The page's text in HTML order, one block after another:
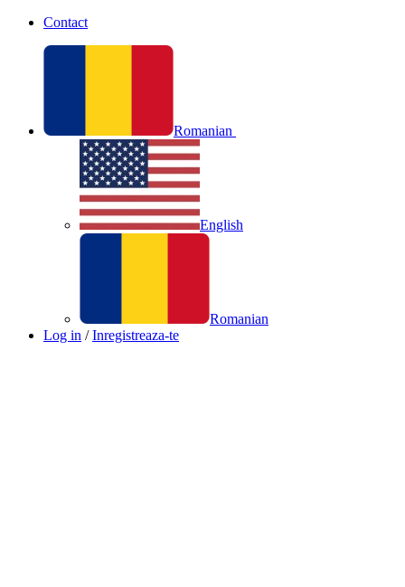
Contact
Romanian
English
Romanian
Log in / Inregistreaza-te